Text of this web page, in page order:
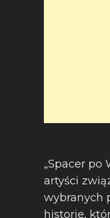
„Spacer po
artyści
wybranych
historie,